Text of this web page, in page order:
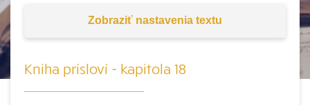
Zobraziť nastavenia textu
Kniha prísloví - kapitola 18